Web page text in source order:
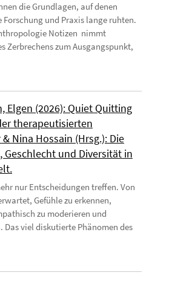
die Grundlagen, auf denen
und Praxis lange ruhten.
Notizen nimmt
Zerbrechens zum Ausgangspunkt,
Elgen (2026): Quiet Quitting
therapeutisierten
Nina Hossain (Hrsg.): Die
und Diversität in
nur Entscheidungen treffen. Von
Gefühle zu erkennen,
zu moderieren und
viel diskutierte Phänomen des